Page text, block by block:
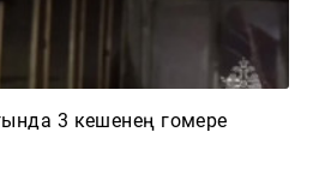
3 кешенең гомере